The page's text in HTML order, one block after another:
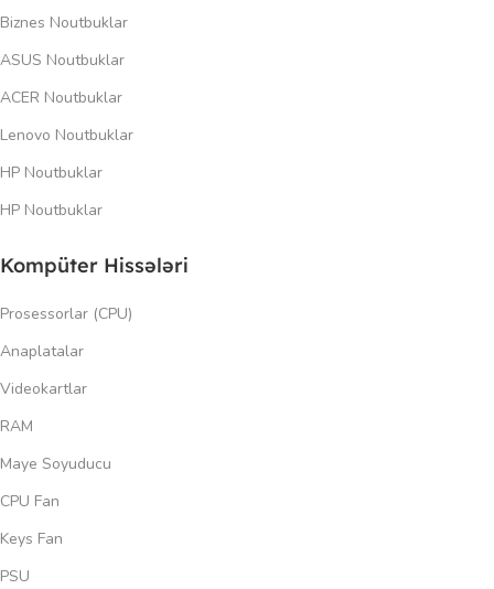
Biznes Noutbuklar
ASUS Noutbuklar
ACER Noutbuklar
Lenovo Noutbuklar
HP Noutbuklar
HP Noutbuklar
Kompüter Hissələri
Prosessorlar (CPU)
Anaplatalar
Videokartlar
RAM
Maye Soyuducu
CPU Fan
Keys Fan
PSU